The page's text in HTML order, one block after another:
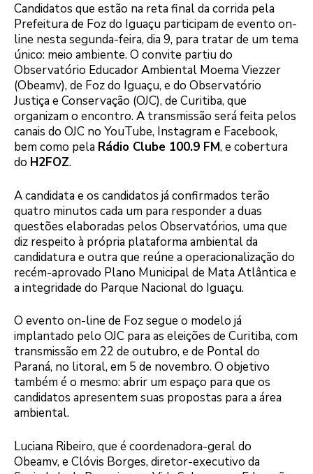
Candidatos que estão na reta final da corrida pela
Prefeitura de Foz do Iguaçu participam de evento on-
line nesta segunda-feira, dia 9, para tratar de um tema
único: meio ambiente. O convite partiu do
Observatório Educador Ambiental Moema Viezzer
(Obeamv), de Foz do Iguaçu, e do Observatório
Justiça e Conservação (OJC), de Curitiba, que
organizam o encontro. A transmissão será feita pelos
canais do OJC no YouTube, Instagram e Facebook,
bem como pela Rádio Clube 100.9 FM, e cobertura
do H2FOZ.
A candidata e os candidatos já confirmados terão
quatro minutos cada um para responder a duas
questões elaboradas pelos Observatórios, uma que
diz respeito à própria plataforma ambiental da
candidatura e outra que reúne a operacionalização do
recém-aprovado Plano Municipal de Mata Atlântica e
a integridade do Parque Nacional do Iguaçu.
O evento on-line de Foz segue o modelo já
implantado pelo OJC para as eleições de Curitiba, com
transmissão em 22 de outubro, e de Pontal do
Paraná, no litoral, em 5 de novembro. O objetivo
também é o mesmo: abrir um espaço para que os
candidatos apresentem suas propostas para a área
ambiental.
Luciana Ribeiro, que é coordenadora-geral do
Obeamv, e Clóvis Borges, diretor-executivo da